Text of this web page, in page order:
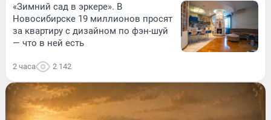
«Зимний сад в эркере». В
Новосибирске 19 миллионов просят
за квартиру с дизайном по фэн-шуй
— что в ней есть
2 часа 2 142